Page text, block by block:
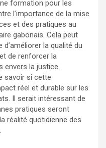
formation pour les
l’importance de la mise
et des pratiques au
gabonais. Cela peut
la qualité du
de renforcer la
envers la justice.
savoir si cette
réel et durable sur les
Il serait intéressant de
pratiques seront
réalité quotidienne des